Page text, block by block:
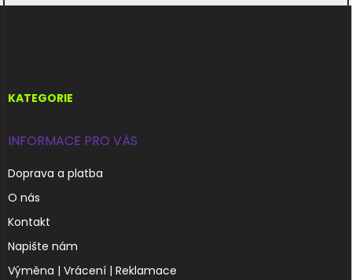
KATEGORIE
INFORMACE PRO VÁS
Doprava a platba
O nás
Kontakt
Napište nám
Výměna | Vrácení | Reklamace